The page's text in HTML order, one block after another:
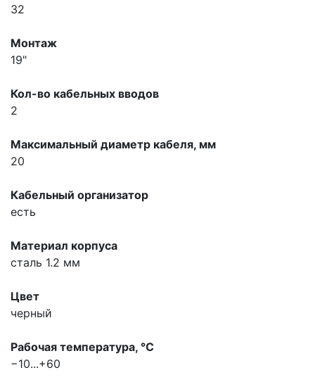
32
Монтаж
19"
Кол-во кабельных вводов
2
Максимальный диаметр кабеля, мм
20
Кабельный организатор
есть
Материал корпуса
сталь 1.2 мм
Цвет
черный
Рабочая температура, °С
−10...+60